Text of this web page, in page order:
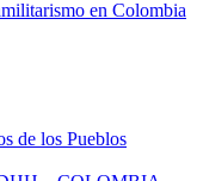
en Colombia
de los Pueblos